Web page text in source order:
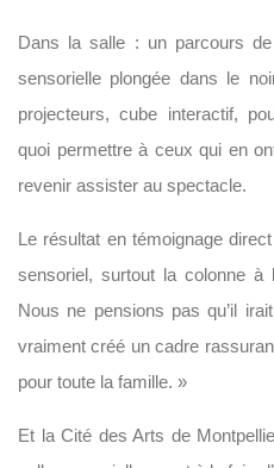
Dans la salle : un parcours
sensorielle plongée dans le
projecteurs, cube interactif,
quoi permettre à ceux qui en
revenir assister au spectacle.
Le résultat en témoignage
sensoriel, surtout la colonne
Nous ne pensions pas qu’il
vraiment créé un cadre
pour toute la famille. »
Et la Cité des Arts de